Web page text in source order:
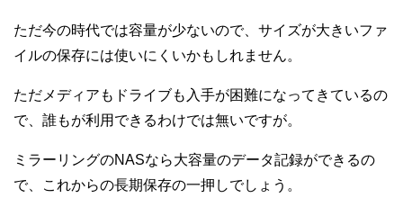
ただ今の時代では容量が少ないので、サイズが大きいファ
イルの保存には使いにくいかもしれません。
ただメディアもドライブも入手が困難になってきているの
で、誰もが利用できるわけでは無いですが。
ミラーリングのNASなら大容量のデータ記録ができるの
で、これからの長期保存の一押しでしょう。